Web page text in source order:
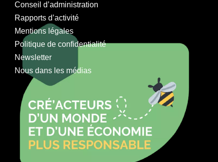
Conseil d’administration
Rapports d’activité
Mentions légales
Politique de confidentialité
Newsletter
Nous dans les médias